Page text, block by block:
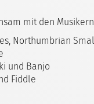
mit den
Northumbrian
und Banjo
Fiddle